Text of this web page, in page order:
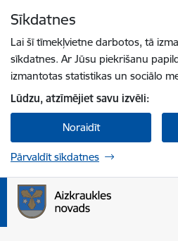
Sīkdatnes
Lai šī tīmekļvietne darbotos, tā
sīkdatnes. Ar Jūsu piekrišanu
izmantotas statistikas un sociālo
Lūdzu, atzīmējiet savu izvēli:
Noraidīt
Pārvaldīt sīkdatnes